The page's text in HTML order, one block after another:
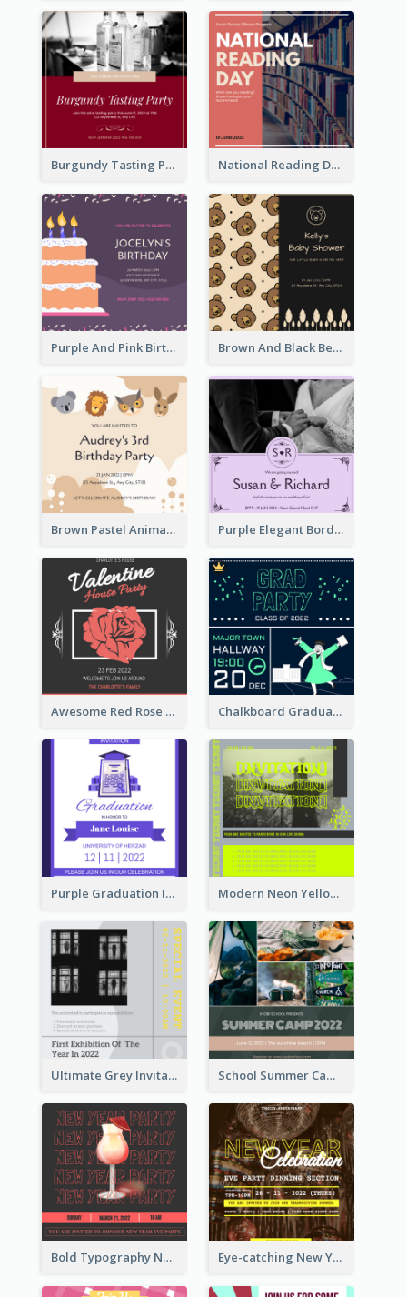
Burgundy Tasting Party Invitation National Reading Day Invitation
Purple And Pink Birthday Cake Illustration Party Invitation Brown And Black Bear Cartoon Baby Shower Invitation
Brown Pastel Animals Cartoon Baby Birthday Invitation Purple Elegant Border With Photo Wedding Invitation
Awesome Red Rose Valentine Celebration Invitation Chalkboard Graduation Party Invitation
Purple Graduation Invitation Modern Neon Yellow Live Band Invitation Design Idea
Ultimate Grey Invitation Design Template School Summer Camp Invitation
Bold Typography New Year Party Invitation Design Eye-catching New Year Eve Dinner Invitation Design Ideas